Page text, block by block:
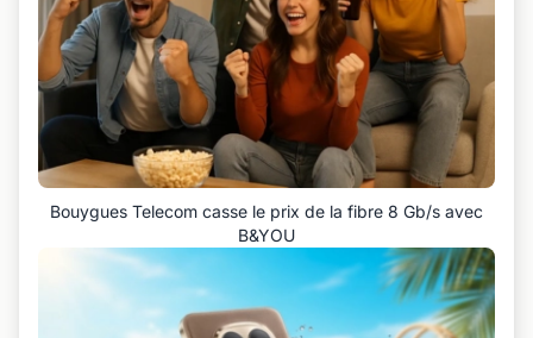
Bouygues Telecom casse le prix de la fibre 8 Gb/s avec
B&YOU